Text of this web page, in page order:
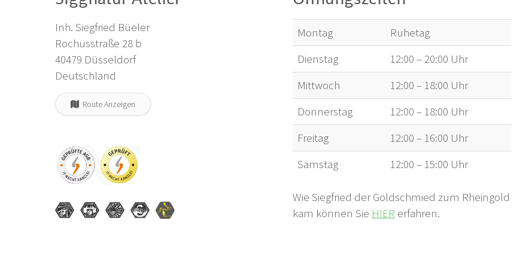
Inh. Siegfried Büeler
Rochusstraße 28 b
40479 Düsseldorf
Deutschland
Route Anzeigen
Montag
Ruhetag
Dienstag
12:00 – 20:00 Uhr
Mittwoch
12:00 – 18:00 Uhr
Donnerstag
12:00 – 18:00 Uhr
Freitag
12:00 – 16:00 Uhr
Samstag
12:00 – 15:00 Uhr
Wie Siegfried der Goldschmied zum Rheingold
kam können Sie HIER erfahren.